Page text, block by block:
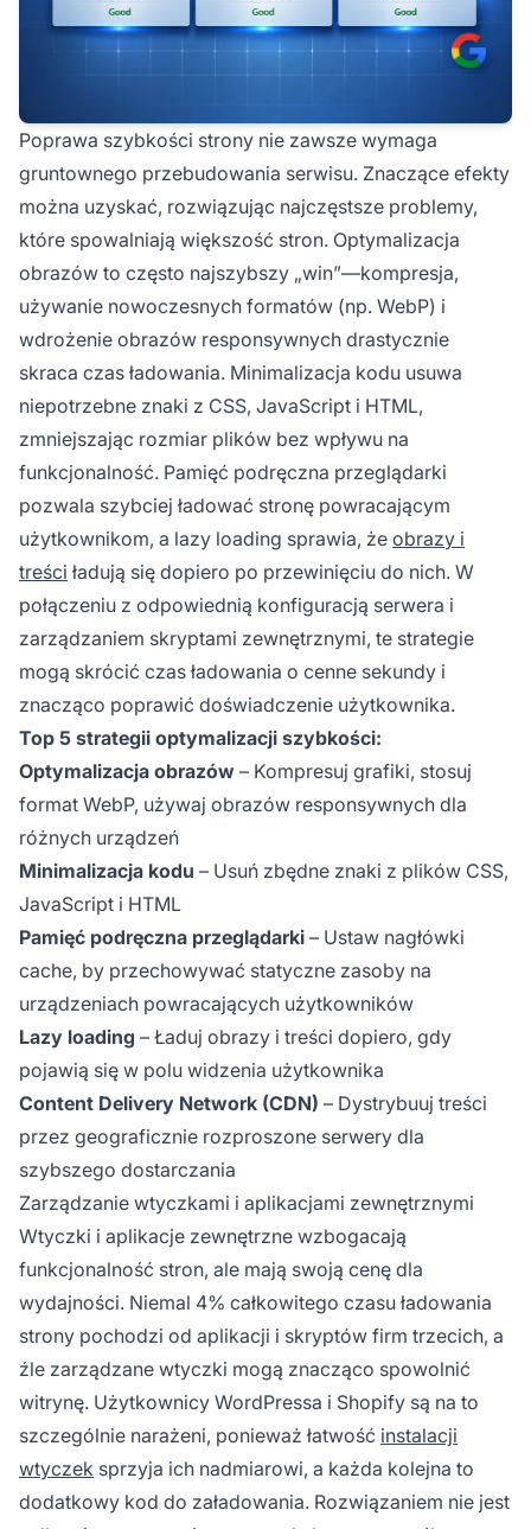
Poprawa szybkości strony nie zawsze wymaga
gruntownego przebudowania serwisu. Znaczące efekty
można uzyskać, rozwiązując najczęstsze problemy,
które spowalniają większość stron. Optymalizacja
obrazów to często najszybszy „win”—kompresja,
używanie nowoczesnych formatów (np. WebP) i
wdrożenie obrazów responsywnych drastycznie
skraca czas ładowania. Minimalizacja kodu usuwa
niepotrzebne znaki z CSS, JavaScript i HTML,
zmniejszając rozmiar plików bez wpływu na
funkcjonalność. Pamięć podręczna przeglądarki
pozwala szybciej ładować stronę powracającym
użytkownikom, a lazy loading sprawia, że obrazy i
treści ładują się dopiero po przewinięciu do nich. W
połączeniu z odpowiednią konfiguracją serwera i
zarządzaniem skryptami zewnętrznymi, te strategie
mogą skrócić czas ładowania o cenne sekundy i
znacząco poprawić doświadczenie użytkownika.
Top 5 strategii optymalizacji szybkości:
Optymalizacja obrazów – Kompresuj grafiki, stosuj
format WebP, używaj obrazów responsywnych dla
różnych urządzeń
Minimalizacja kodu – Usuń zbędne znaki z plików CSS,
JavaScript i HTML
Pamięć podręczna przeglądarki – Ustaw nagłówki
cache, by przechowywać statyczne zasoby na
urządzeniach powracających użytkowników
Lazy loading – Ładuj obrazy i treści dopiero, gdy
pojawią się w polu widzenia użytkownika
Content Delivery Network (CDN) – Dystrybuuj treści
przez geograficznie rozproszone serwery dla
szybszego dostarczania
Zarządzanie wtyczkami i aplikacjami zewnętrznymi
Wtyczki i aplikacje zewnętrzne wzbogacają
funkcjonalność stron, ale mają swoją cenę dla
wydajności. Niemal 4% całkowitego czasu ładowania
strony pochodzi od aplikacji i skryptów firm trzecich, a
źle zarządzane wtyczki mogą znacząco spowolnić
witrynę. Użytkownicy WordPressa i Shopify są na to
szczególnie narażeni, ponieważ łatwość instalacji
wtyczek sprzyja ich nadmiarowi, a każda kolejna to
dodatkowy kod do załadowania. Rozwiązaniem nie jest